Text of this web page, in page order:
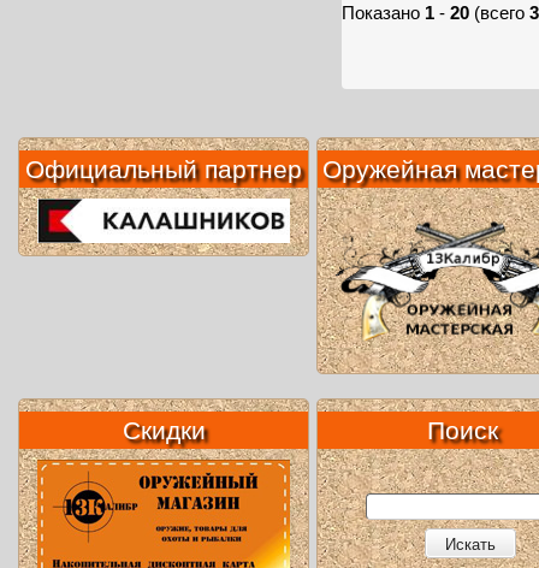
Показано 1 - 20 (всего
Официальный партнер Оружейная
Скидки Поиск
Искать